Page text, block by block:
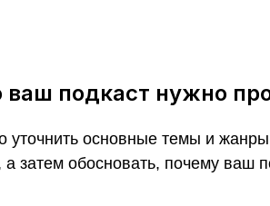
подкаст нужно
уточнить основные темы и
а затем обосновать, почему ваш